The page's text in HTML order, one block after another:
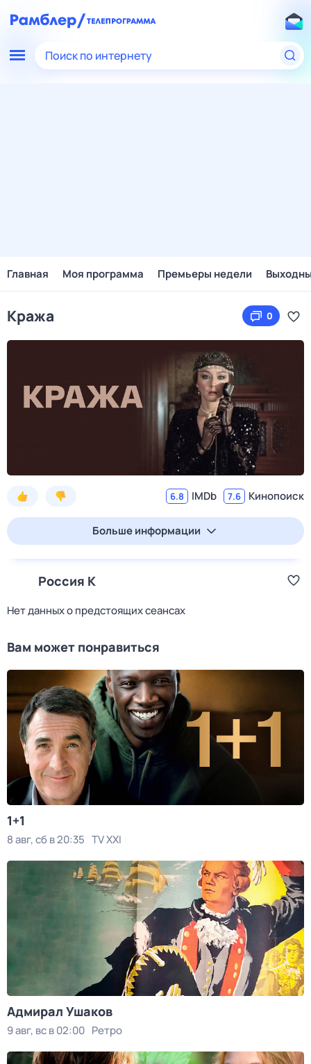
Поиск по интернету
Главная Моя программа Премьеры недели
Кража 0
6.8 IMDb 7.6 Кинопоиск
Больше информации
Россия К
Нет данных о предстоящих сеансах
Вам может понравиться
1+1
8 авг, сб в 20:35 TV XXI
Адмирал Ушаков
9 авг, вс в 02:00 Ретро